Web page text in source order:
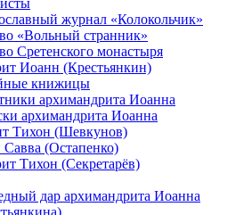
журнал «Колокольчик»
«Вольный странник»
Сретенского монастыря
Иоанн (Крестьянкин)
книжицы
архимандрита Иоанна
архимандрита Иоанна
Тихон (Шевкунов)
(Остапенко)
Тихон (Секретарёв)
дар архимандрита Иоанна